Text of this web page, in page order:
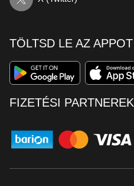
TÖLTSD LE AZ APPOT
FIZETÉSI PARTNEREK